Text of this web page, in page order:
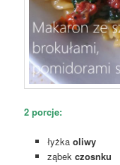
2 porcje:
łyżka oliwy
ząbek czosnku